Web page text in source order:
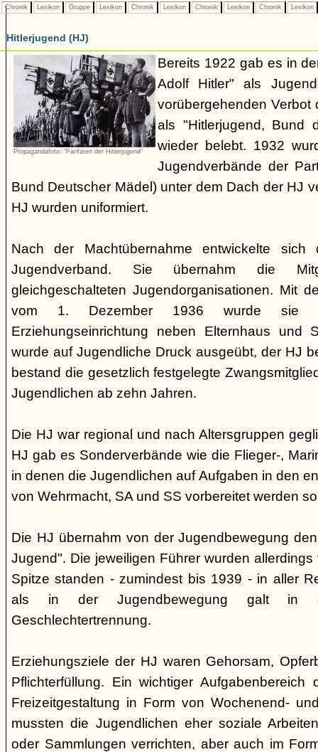
Chronik Lexikon Gruppe Lexikon Chronik Lexikon Chronik Lexikon Chronik Lexikon
Hitlerjugend (HJ)
Propagandafoto: "Fanfaren der Hitlerjugend"
Bereits 1922 gab es in
Adolf Hitler" als
vorübergehenden Verbot
als "Hitlerjugend, Bund
wieder belebt. 1932
Jugendverbände der
Bund Deutscher Mädel) unter dem Dach der HJ
HJ wurden uniformiert.
Nach der Machtübernahme entwickelte
Jugendverband. Sie übernahm die
gleichgeschalteten Jugendorganisationen. Mit
vom 1. Dezember 1936 wurde sie
Erziehungseinrichtung neben Elternhaus und
wurde auf Jugendliche Druck ausgeübt, der HJ
bestand die gesetzlich festgelegte
Jugendlichen ab zehn Jahren.
Die HJ war regional und nach Altersgruppen
HJ gab es Sonderverbände wie die Flieger-,
in denen die Jugendlichen auf Aufgaben in den
von Wehrmacht, SA und SS vorbereitet werden
Die HJ übernahm von der Jugendbewegung
Jugend". Die jeweiligen Führer wurden
Spitze standen - zumindest bis 1939 - in aller
als in der Jugendbewegung galt in
Geschlechtertrennung.
Erziehungsziele der HJ waren Gehorsam,
Pflichterfüllung. Ein wichtiger
Freizeitgestaltung in Form von Wochenend-
mussten die Jugendlichen eher soziale
oder Sammlungen verrichten, aber auch im